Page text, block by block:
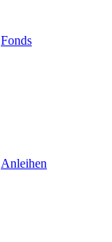
Fonds
Anleihen